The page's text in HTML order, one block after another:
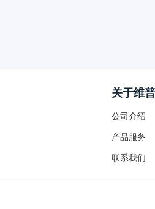
关于维普
公司介绍
产品服务
联系我们